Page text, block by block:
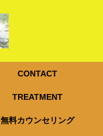
CONTACT
TREATMENT
無料カウンセリング